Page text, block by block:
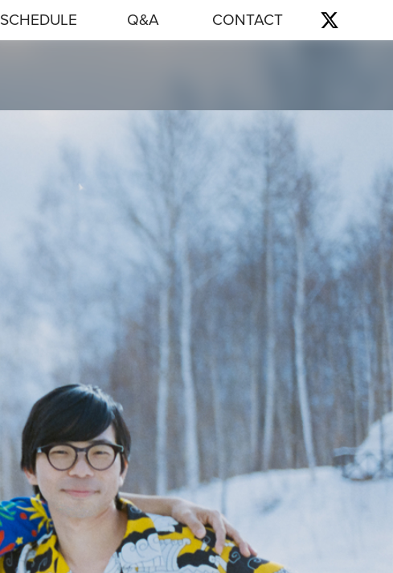
SCHEDULE Q&A CONTACT